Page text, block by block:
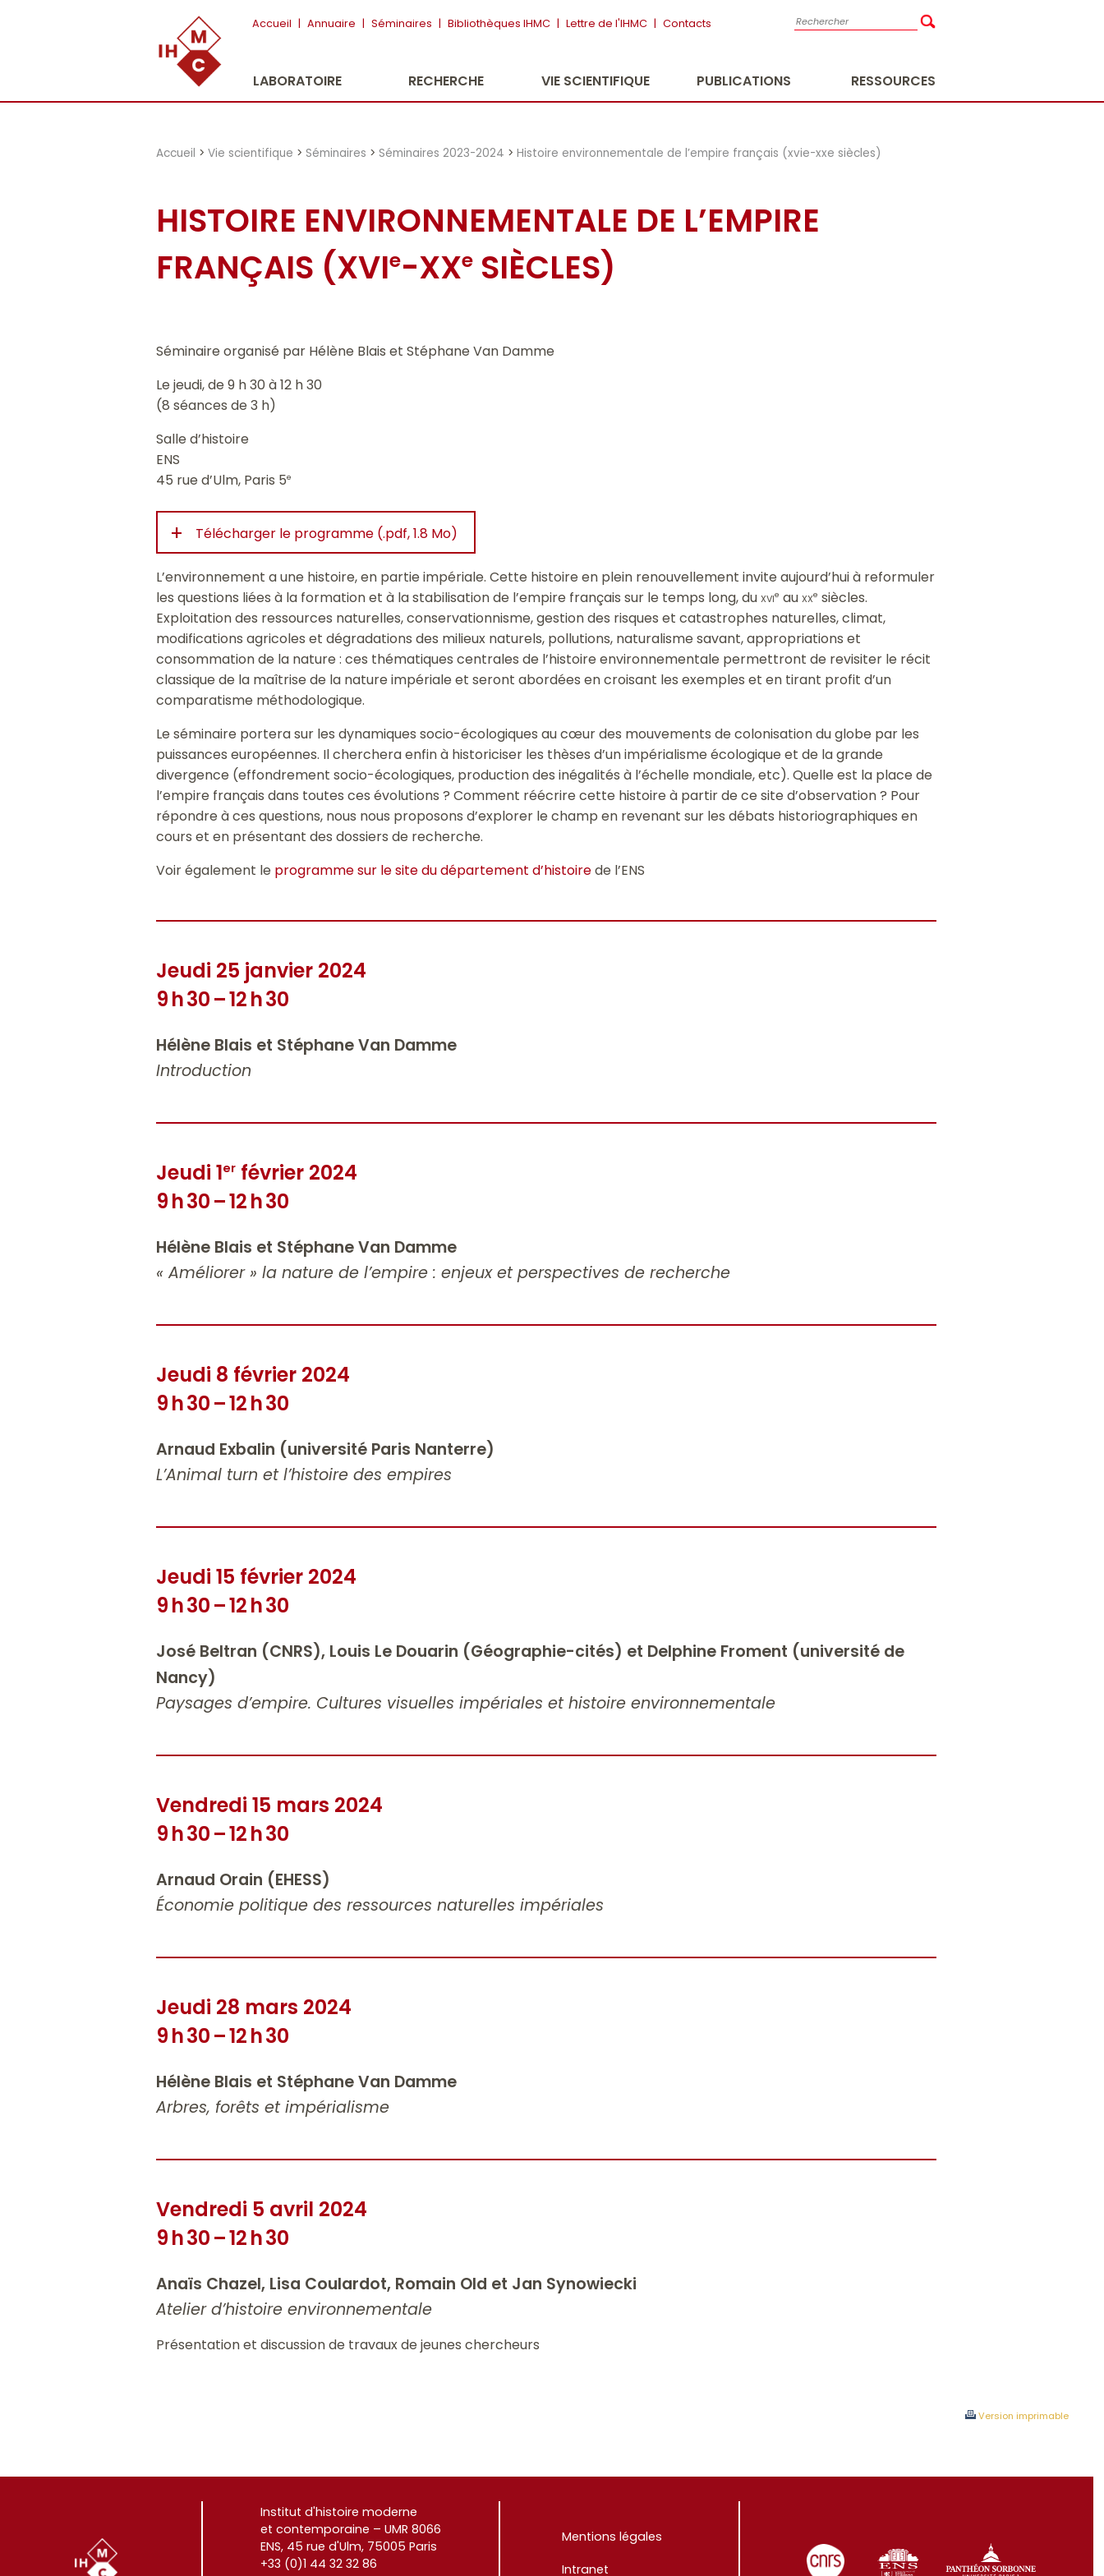
Accueil | Annuaire | Séminaires | Bibliothèques IHMC | Lettre de l'IHMC | Contacts
LABORATOIRE RECHERCHE VIE SCIENTIFIQUE PUBLICATIONS RESSOURCES
Accueil >Vie scientifique > Séminaires > Séminaires 2023-2024 >Histoire environnementale de l’empire français (xvie-xxe siècles)
HISTOIRE ENVIRONNEMENTALE DE L’EMPIRE
FRANÇAIS (XVIe-XXe SIÈCLES)
Séminaire organisé par Hélène Blais et Stéphane Van Damme
Le jeudi, de 9 h 30 à 12 h 30
(8 séances de 3 h)
Salle d’histoire
ENS
45 rue d’Ulm, Paris 5e
+ Télécharger le programme (.pdf, 1.8 Mo)
L’environnement a une histoire, en partie impériale. Cette histoire en plein renouvellement invite aujourd’hui à reformuler
les questions liées à la formation et à la stabilisation de l’empire français sur le temps long, duxvie auxxe siècles.
Exploitation des ressources naturelles, conservationnisme, gestion des risques et catastrophes naturelles, climat,
modifications agricoles et dégradations des milieux naturels, pollutions, naturalisme savant, appropriations et
consommation de la nature : ces thématiques centrales de l’histoire environnementale permettront de revisiter le récit
classique de la maîtrise de la nature impériale et seront abordées en croisant les exemples et en tirant profit d’un
comparatisme méthodologique.
Le séminaire portera sur les dynamiques socio-écologiques au cœur des mouvements de colonisation du globe par les
puissances européennes. Il cherchera enfin à historiciser les thèses d’un impérialisme écologique et de la grande
divergence (effondrement socio-écologiques, production des inégalités à l’échelle mondiale, etc). Quelle est la place de
l’empire français dans toutes ces évolutions ? Comment réécrire cette histoire à partir de ce site d’observation ? Pour
répondre à ces questions, nous nous proposons d’explorer le champ en revenant sur les débats historiographiques en
cours et en présentant des dossiers de recherche.
Voir également le programme sur le site du département d’histoirede l’ENS
Jeudi 25 janvier 2024
9 h 30 – 12 h 30
Hélène Blais et Stéphane Van Damme
Introduction
Jeudi 1er février 2024
9 h 30 – 12 h 30
Hélène Blais et Stéphane Van Damme
« Améliorer » la nature de l’empire : enjeux et perspectives de recherche
Jeudi 8 février 2024
9 h 30 – 12 h 30
Arnaud Exbalin (université Paris Nanterre)
L’Animal turn et l’histoire des empires
Jeudi 15 février 2024
9 h 30 – 12 h 30
José Beltran (CNRS), Louis Le Douarin (Géographie-cités) et Delphine Froment (université de
Nancy)
Paysages d’empire. Cultures visuelles impériales et histoire environnementale
Vendredi 15 mars 2024
9 h 30 – 12 h 30
Arnaud Orain (EHESS)
Économie politique des ressources naturelles impériales
Jeudi 28 mars 2024
9 h 30 – 12 h 30
Hélène Blais et Stéphane Van Damme
Arbres, forêts et impérialisme
Vendredi 5 avril 2024
9 h 30 – 12 h 30
Anaïs Chazel, Lisa Coulardot, Romain Old et Jan Synowiecki
Atelier d’histoire environnementale
Présentation et discussion de travaux de jeunes chercheurs
Version imprimable
Institut d'histoire moderne
et contemporaine – UMR 8066
ENS, 45 rue d'Ulm, 75005 Paris
+33 (0)1 44 32 32 86
Mentions légales
Intranet